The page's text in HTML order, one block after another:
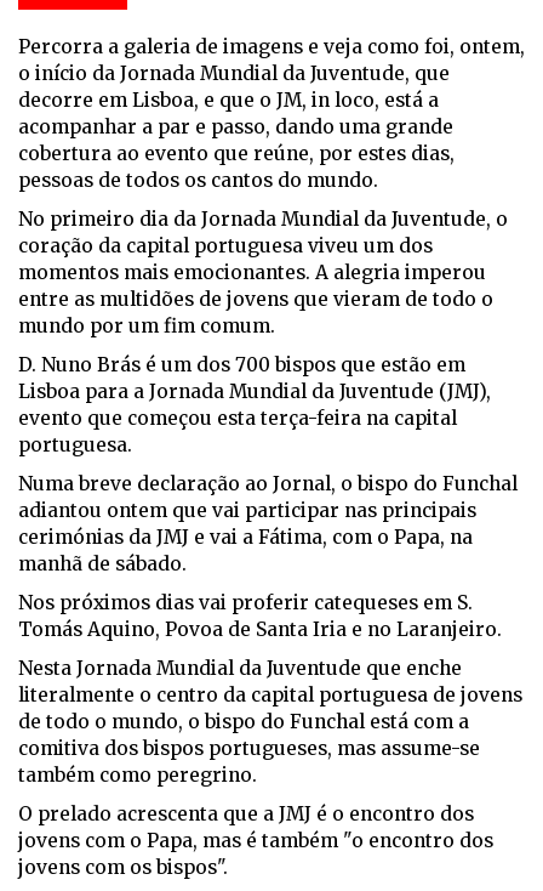
Percorra a galeria de imagens e veja como foi, ontem,
o início da Jornada Mundial da Juventude, que
decorre em Lisboa, e que o JM, in loco, está a
acompanhar a par e passo, dando uma grande
cobertura ao evento que reúne, por estes dias,
pessoas de todos os cantos do mundo.
No primeiro dia da Jornada Mundial da Juventude, o
coração da capital portuguesa viveu um dos
momentos mais emocionantes. A alegria imperou
entre as multidões de jovens que vieram de todo o
mundo por um fim comum.
D. Nuno Brás é um dos 700 bispos que estão em
Lisboa para a Jornada Mundial da Juventude (JMJ),
evento que começou esta terça-feira na capital
portuguesa.
Numa breve declaração ao Jornal, o bispo do Funchal
adiantou ontem que vai participar nas principais
cerimónias da JMJ e vai a Fátima, com o Papa, na
manhã de sábado.
Nos próximos dias vai proferir catequeses em S.
Tomás Aquino, Povoa de Santa Iria e no Laranjeiro.
Nesta Jornada Mundial da Juventude que enche
literalmente o centro da capital portuguesa de jovens
de todo o mundo, o bispo do Funchal está com a
comitiva dos bispos portugueses, mas assume-se
também como peregrino.
O prelado acrescenta que a JMJ é o encontro dos
jovens com o Papa, mas é também "o encontro dos
jovens com os bispos".